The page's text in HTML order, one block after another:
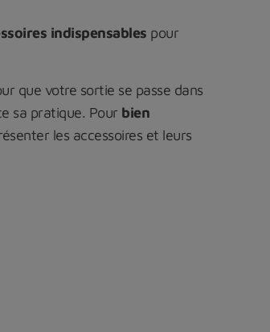
indispensables pour
que votre sortie se passe dans
sa pratique. Pour bien
les accessoires et leurs